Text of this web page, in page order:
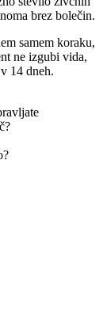
brez bolečin.
samem koraku,
ne izgubi vida,
14 dneh.